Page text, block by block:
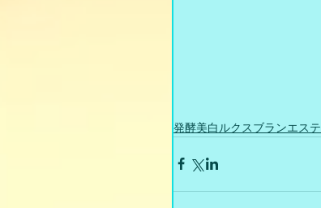
発酵美白ルクスブランエステ